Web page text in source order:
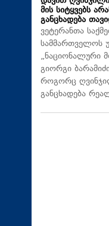
მის სიტყვებს
განცხადება
ვეტერანთა
სამმართველოს
„ნაციონალური
გიორგი
როგორც
განცხადება